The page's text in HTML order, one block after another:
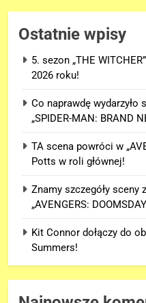
Ostatnie wpisy
5. sezon „THE
2026 roku!
Co naprawdę wydarzyło
„SPIDER-MAN: BRAND
TA scena powróci w
Potts w roli głównej!
Znamy szczegóły sceny
„AVENGERS:
Kit Connor dołączy do
Summers!